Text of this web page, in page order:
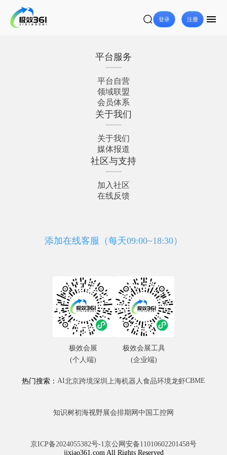
登录 注册
平台服务
平台自营
领域联盟
会员体系
关于我们
关于我们
媒体报道
社区与支持
加入社区
在线反馈
添加在线客服（每天09:00~18:30）
热门搜索： AI北京跨境深圳 上海机器人食品环境龙虾CBME
知识树初海视野展会排期网 中国工控网
京ICP备2024055382号-1京公网安备11010602201458号
jixiao361.com All Rights Reserved
极效会展
(个人端)
极效会展工具
(企业端)